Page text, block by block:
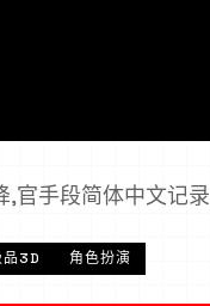
,官手段简体中文记录
品3D 角色扮演